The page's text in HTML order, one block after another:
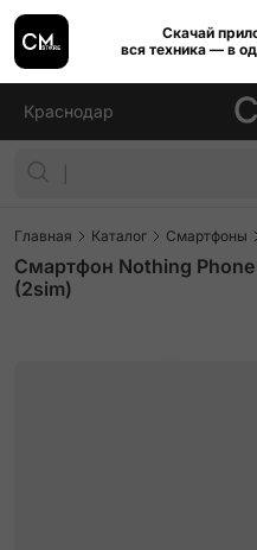
Скачай
вся техника — в
Краснодар
Главная Каталог Смартфоны
Смартфон Nothing
(2sim)